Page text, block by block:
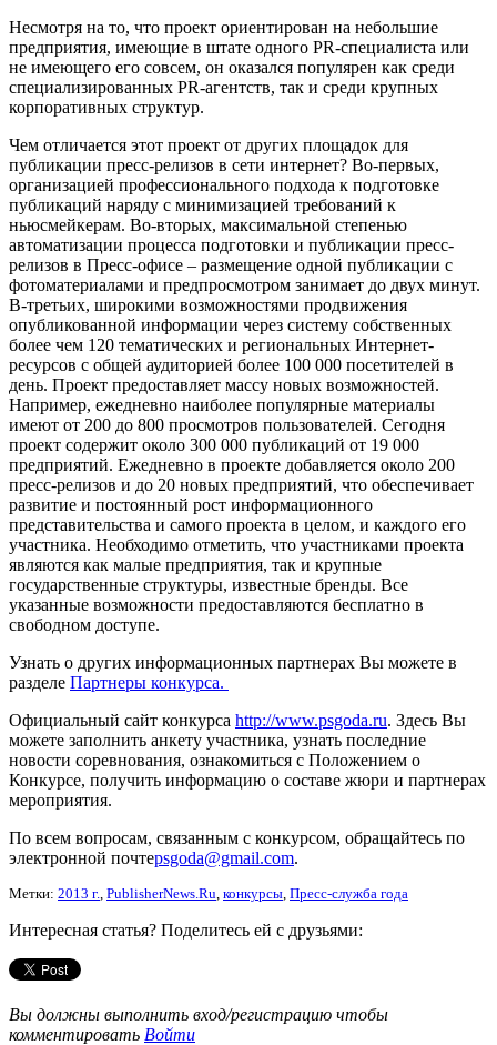
Несмотря на то, что проект ориентирован на небольшие
предприятия, имеющие в штате одного PR-специалиста или
не имеющего его совсем, он оказался популярен как среди
специализированных PR-агентств, так и среди крупных
корпоративных структур.
Чем отличается этот проект от других площадок для
публикации пресс-релизов в сети интернет? Во-первых,
организацией профессионального подхода к подготовке
публикаций наряду с минимизацией требований к
ньюсмейкерам. Во-вторых, максимальной степенью
автоматизации процесса подготовки и публикации пресс-
релизов в Пресс-офисе – размещение одной публикации с
фотоматериалами и предпросмотром занимает до двух минут.
В-третьих, широкими возможностями продвижения
опубликованной информации через систему собственных
более чем 120 тематических и региональных Интернет-
ресурсов с общей аудиторией более 100 000 посетителей в
день. Проект предоставляет массу новых возможностей.
Например, ежедневно наиболее популярные материалы
имеют от 200 до 800 просмотров пользователей. Сегодня
проект содержит около 300 000 публикаций от 19 000
предприятий. Ежедневно в проекте добавляется около 200
пресс-релизов и до 20 новых предприятий, что обеспечивает
развитие и постоянный рост информационного
представительства и самого проекта в целом, и каждого его
участника. Необходимо отметить, что участниками проекта
являются как малые предприятия, так и крупные
государственные структуры, известные бренды. Все
указанные возможности предоставляются бесплатно в
свободном доступе.
Узнать о других информационных партнерах Вы можете в
разделе Партнеры конкурса.
Официальный сайт конкурса http://www.psgoda.ru. Здесь Вы
можете заполнить анкету участника, узнать последние
новости соревнования, ознакомиться с Положением о
Конкурсе, получить информацию о составе жюри и партнерах
мероприятия.
По всем вопросам, связанным с конкурсом, обращайтесь по
электронной почтеpsgoda@gmail.com.
Метки: 2013 г., PublisherNews.Ru, конкурсы, Пресс-служба года
Интересная статья? Поделитесь ей с друзьями:
Вы должны выполнить вход/регистрацию чтобы
комментировать Войти